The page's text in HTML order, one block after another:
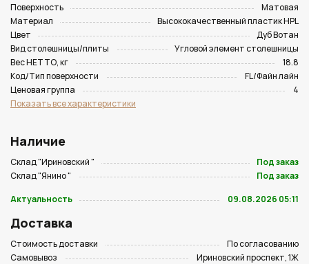
Поверхность
Матовая
Материал
Высококачественный пластик HPL
Цвет
Дуб Вотан
Вид столешницы/плиты
Угловой элемент столешницы
Вес НЕТТО, кг
18.8
Код/Тип поверхности
FL/Файн лайн
Ценовая группа
4
Показать все характеристики
Наличие
Склад "Ириновский "
Под заказ
Склад "Янино "
Под заказ
Актуальность
09.08.2026 05:11
Доставка
Стоимость доставки
По согласованию
Самовывоз
Ириновский проспект, 1Ж